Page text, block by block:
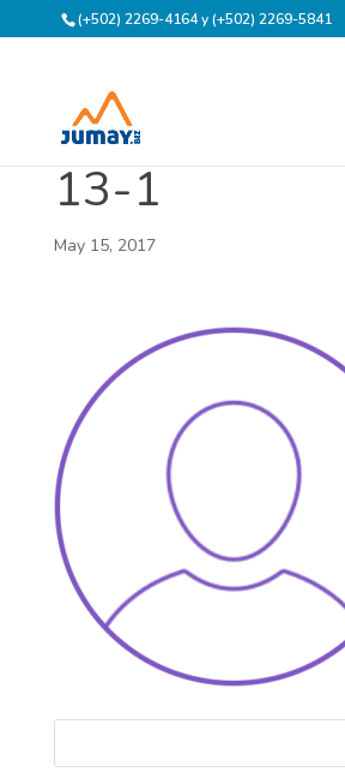
(+502) 2269-4164 y (+502) 2269-5841
13-1
May 15, 2017